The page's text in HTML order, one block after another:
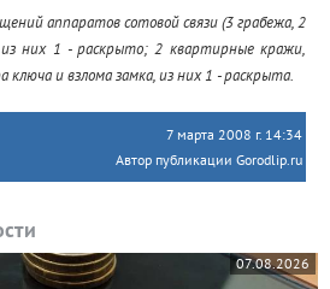
аппаратов сотовой связи (3 грабежа, 2
них 1 - раскрыто; 2 квартирные кражи,
и взлома замка, из них 1 - раскрыта.
7 марта 2008 г. 14:34
Автор публикации Gorodlip.ru
07.08.2026